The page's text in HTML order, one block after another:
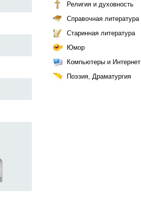
Религия и духовность
Справочная литература
Старинная литература
Юмор
Компьютеры и Интернет
Поэзия, Драматургия